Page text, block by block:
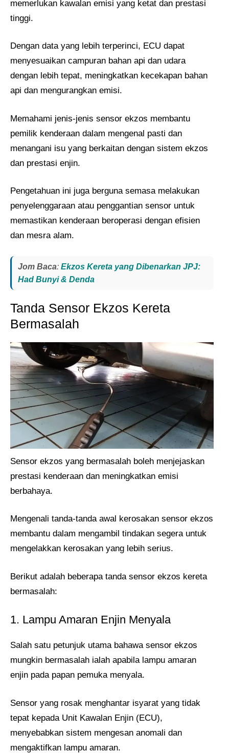
memerlukan kawalan emisi yang ketat dan prestasi
tinggi.
Dengan data yang lebih terperinci, ECU dapat
menyesuaikan campuran bahan api dan udara
dengan lebih tepat, meningkatkan kecekapan bahan
api dan mengurangkan emisi.
Memahami jenis-jenis sensor ekzos membantu
pemilik kenderaan dalam mengenal pasti dan
menangani isu yang berkaitan dengan sistem ekzos
dan prestasi enjin.
Pengetahuan ini juga berguna semasa melakukan
penyelenggaraan atau penggantian sensor untuk
memastikan kenderaan beroperasi dengan efisien
dan mesra alam.
Jom Baca: Ekzos Kereta yang Dibenarkan JPJ:
Had Bunyi & Denda
Tanda Sensor Ekzos Kereta
Bermasalah
Sensor ekzos yang bermasalah boleh menjejaskan
prestasi kenderaan dan meningkatkan emisi
berbahaya.
Mengenali tanda-tanda awal kerosakan sensor ekzos
membantu dalam mengambil tindakan segera untuk
mengelakkan kerosakan yang lebih serius.
Berikut adalah beberapa tanda sensor ekzos kereta
bermasalah:
1. Lampu Amaran Enjin Menyala
Salah satu petunjuk utama bahawa sensor ekzos
mungkin bermasalah ialah apabila lampu amaran
enjin pada papan pemuka menyala.
Sensor yang rosak menghantar isyarat yang tidak
tepat kepada Unit Kawalan Enjin (ECU),
menyebabkan sistem mengesan anomali dan
mengaktifkan lampu amaran.